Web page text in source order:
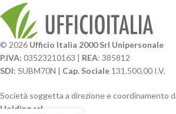
© 2026 Ufficio Italia 2000 Srl Unipersonale
P.IVA: 03523210163 | REA: 385812
SDI: SUBM70N | Cap. Sociale 131.500,00 I.V.
Società soggetta a direzione e coordinamento
Holding srl